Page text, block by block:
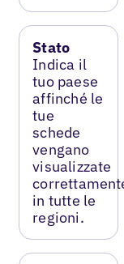
Stato
Indica il
tuo paese
affinché le
tue
schede
vengano
visualizzate
in tutte le
regioni.